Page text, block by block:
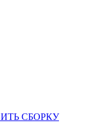
СБОРКУ